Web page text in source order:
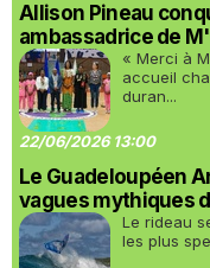
Allison Pineau
ambassadrice de
« Merci à
accueil
duran...
22/06/2026 13:00
Le Guadeloupéen
vagues mythiques
Le rideau
les plus